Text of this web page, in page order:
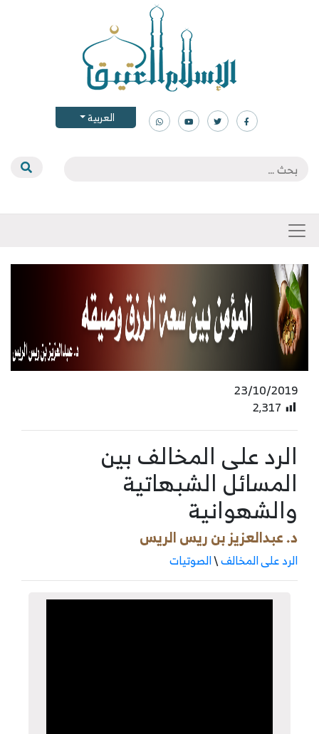
العربية
23/10/2019
2٬317
الرد على المخالف بين
المسائل الشبهاتية
والشهوانية
د. عبدالعزيز بن ريس الريس
الرد على المخالف\الصوتيات